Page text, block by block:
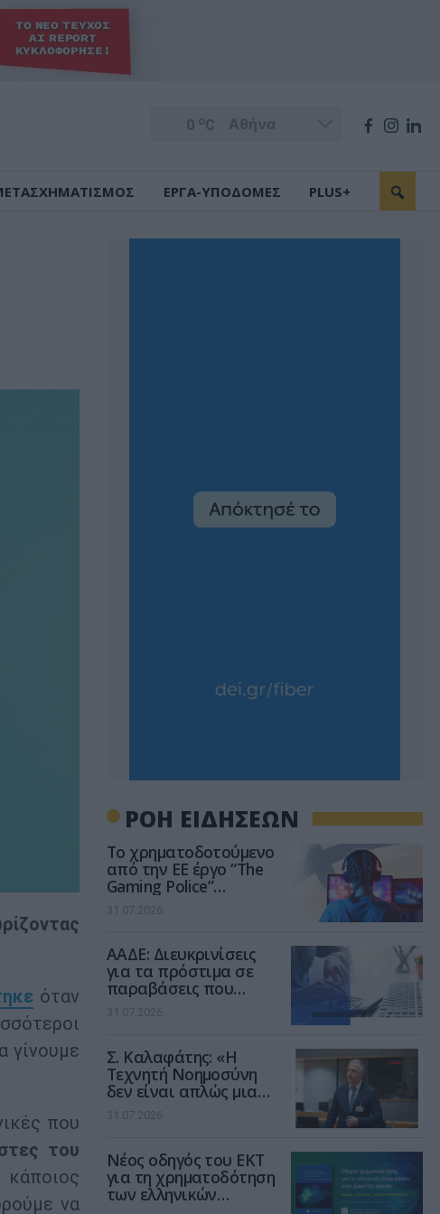
0 oC
ΕΡΓΑ-ΥΠΟΔΟΜΕΣ PLUS+
όταν
γίνουμε
που
του
να
ΡΟΗ ΕΙΔΗΣΕΩΝ
Το χρηματοδοτούμενο
από την ΕΕ έργο “The
Gaming Police”
ενισχύει την ασφάλεια
των παιδιών στο
31.07.2026
ΑΑΔΕ: Διευκρινίσεις
για τα πρόστιμα σε
παραβάσεις που
αφορούν τους ΦΗΜ
31.07.2026
Σ. Καλαφάτης: «Η
Τεχνητή Νοημοσύνη
δεν είναι απλώς μια
νέα τεχνολογία, είναι
μια νέα βιομηχανική
31.07.2026
Νέος οδηγός του ΕΚΤ
για τη χρηματοδότηση
των ελληνικών